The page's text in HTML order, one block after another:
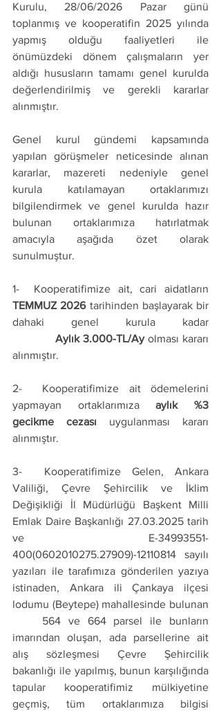
Kurulu, 28/06/2026 Pazar günü
toplanmış ve kooperatifin 2025 yılında
yapmış olduğu faaliyetleri ile
önümüzdeki dönem çalışmaların yer
aldığı hususların tamamı genel kurulda
değerlendirilmiş ve gerekli kararlar
alınmıştır.
Genel kurul gündemi kapsamında
yapılan görüşmeler neticesinde alınan
kararlar, mazereti nedeniyle genel
kurula katılamayan ortaklarımızı
bilgilendirmek ve genel kurulda hazır
bulunan ortaklarımıza hatırlatmak
amacıyla aşağıda özet olarak
sunulmuştur.
TEMMUZ 2026 tarihinden başlayarak bir
dahaki genel kurula kadar
Aylık 3.000-TL/Ay olması kararı
alınmıştır.
2-  Kooperatifimize ait ödemelerini
yapmayan ortaklarımıza aylık %3
gecikme cezası uygulanması kararı
alınmıştır.
3-  Kooperatifimize Gelen, Ankara
Valiliği, Çevre Şehircilik ve İklim
Değişikliği İl Müdürlüğü Başkent Milli
Emlak Daire Başkanlığı 27.03.2025 tarih
ve E-34993551-
400(0602010275.27909)-12110814 sayılı
yazıları ile tarafımıza gönderilen yazıya
istinaden, Ankara ili Çankaya ilçesi
lodumu (Beytepe) mahallesinde bulunan
564 ve 664 parsel ile bunların
imarından oluşan, ada parsellerine ait
alış sözleşmesi Çevre Şehircilik
bakanlığı ile yapılmış, bunun karşılığında
tapular kooperatifimiz mülkiyetine
geçmiş, tüm ortaklarımıza bilgisi